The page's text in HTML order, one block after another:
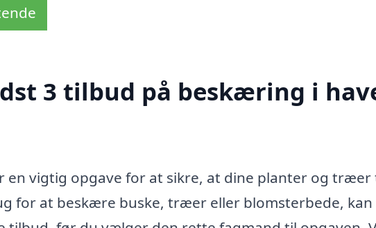
3 tilbud på beskæring i
en vigtig opgave for at sikre, at dine planter og træer
for at beskære buske, træer eller blomsterbede, kan